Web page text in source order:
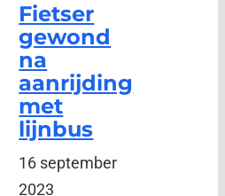
Fietser
gewond
na
aanrijding
met
lijnbus
16 september
2023